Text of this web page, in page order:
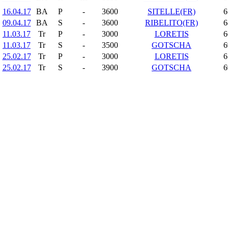
16.04.17
BA P - 3600 SITELLE(FR)
09.04.17
BA S - 3600 RIBELITO(FR)
11.03.17
Tr P - 3000 LORETIS
11.03.17
Tr S - 3500 GOTSCHA
25.02.17
Tr P - 3000 LORETIS
25.02.17
Tr S - 3900 GOTSCHA